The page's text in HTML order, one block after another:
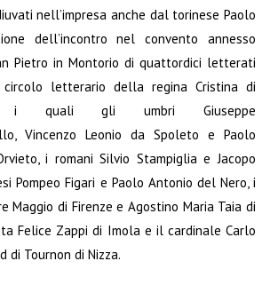
nell’impresa anche dal torinese Paolo
dell’incontro nel convento annesso
Pietro in Montorio di quattordici letterati
letterario della regina Cristina di
i quali gli umbri Giuseppe
Vincenzo Leonio da Spoleto e Paolo
i romani Silvio Stampiglia e Jacopo
Pompeo Figari e Paolo Antonio del Nero, i
Maggio di Firenze e Agostino Maria Taia di
Felice Zappi di Imola e il cardinale Carlo
di Tournon di Nizza.